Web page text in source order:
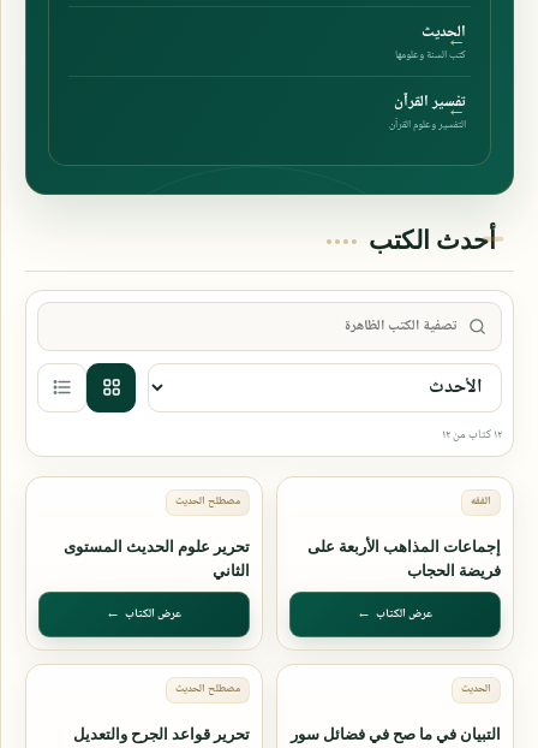
الحديث
كتب السنة وعلومها
تفسير القرآن
التفسير وعلوم القرآن
أحدث الكتب
تصفية الكتب
١٢ كتاب من ١٢
إجماعات المذاهب الأربعة على
فريضة الحجاب
عرض الكتاب
تحرير علوم الحديث المستوى
الثاني
عرض الكتاب
التبيان في ما صح في فضائل سور
تحرير قواعد الجرح والتعديل